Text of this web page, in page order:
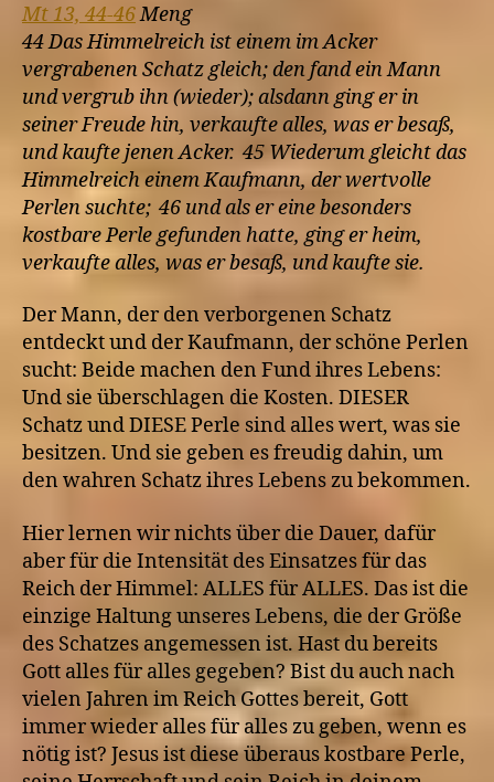
Mt 13, 44-46Meng
44 Das Himmelreich ist einem im Acker
vergrabenen Schatz gleich; den fand ein Mann
und vergrub ihn (wieder); alsdann ging er in
seiner Freude hin, verkaufte alles, was er besaß,
und kaufte jenen Acker. 45 Wiederum gleicht das
Himmelreich einem Kaufmann, der wertvolle
Perlen suchte; 46 und als er eine besonders
kostbare Perle gefunden hatte, ging er heim,
verkaufte alles, was er besaß, und kaufte sie.
Der Mann, der den verborgenen Schatz
entdeckt und der Kaufmann, der schöne Perlen
sucht: Beide machen den Fund ihres Lebens:
Und sie überschlagen die Kosten. DIESER
Schatz und DIESE Perle sind alles wert, was sie
besitzen. Und sie geben es freudig dahin, um
den wahren Schatz ihres Lebens zu bekommen.
Hier lernen wir nichts über die Dauer, dafür
aber für die Intensität des Einsatzes für das
Reich der Himmel: ALLES für ALLES. Das ist die
einzige Haltung unseres Lebens, die der Größe
des Schatzes angemessen ist. Hast du bereits
Gott alles für alles gegeben? Bist du auch nach
vielen Jahren im Reich Gottes bereit, Gott
immer wieder alles für alles zu geben, wenn es
nötig ist? Jesus ist diese überaus kostbare Perle,